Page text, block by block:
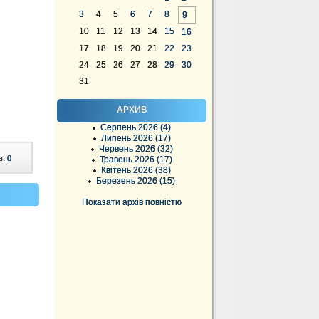
3
4 5 6 7 8
9
10
11 12 13 14 15
16
17
18 19 20 21 22
23
24
25 26 27 28 29
30
31
АРХИВ
Серпень 2026 (4)
Липень 2026 (17)
Червень 2026 (32)
Травень 2026 (17)
Квітень 2026 (38)
Березень 2026 (15)
Показати архів повністю
0